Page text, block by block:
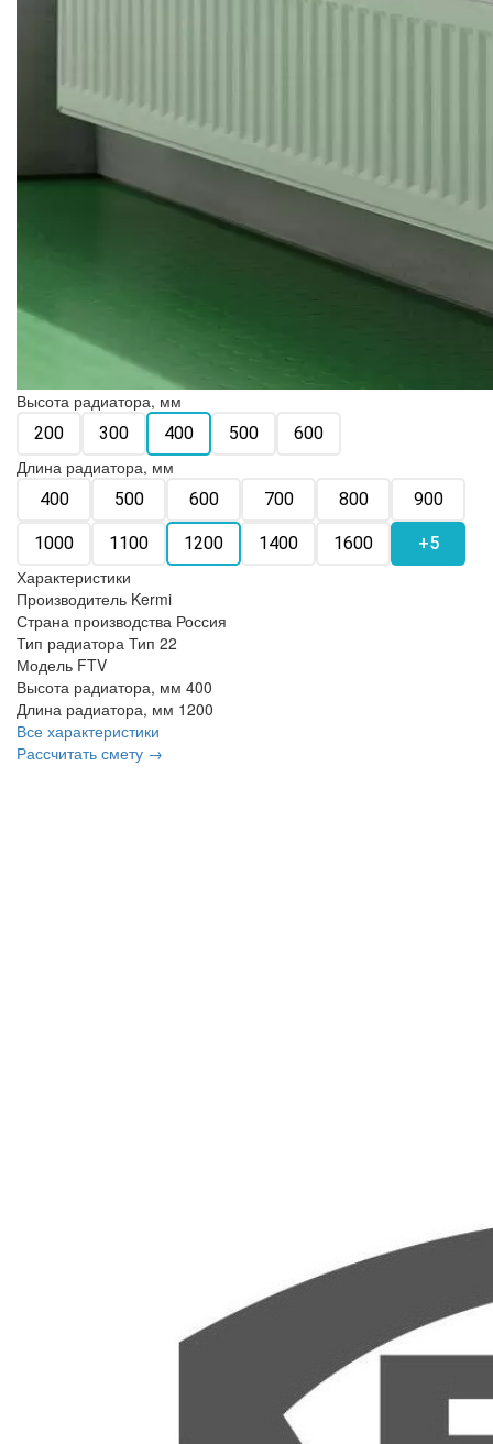
Высота радиатора, мм
200 300 400 500 600
Длина радиатора, мм
400 500 600 700 800 900
1000 1100 1200 1400 1600 +5
Характеристики
Производитель Kermi
Страна производства Россия
Тип радиатора Тип 22
Модель FTV
Высота радиатора, мм 400
Длина радиатора, мм 1200
Все характеристики
Рассчитать смету →